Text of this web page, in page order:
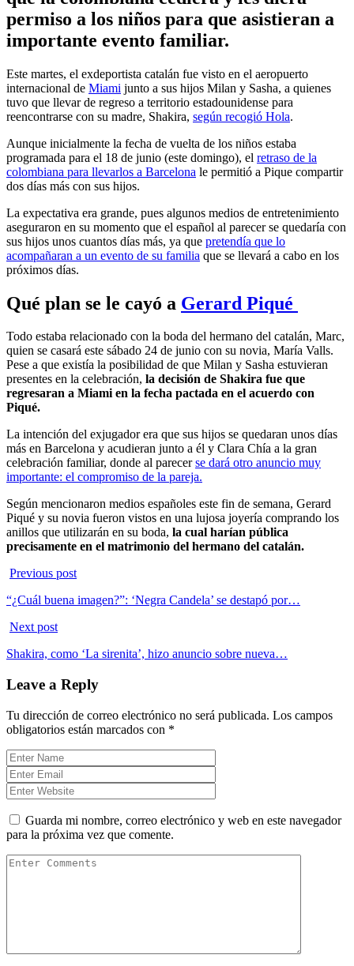
permiso a los niños para que asistieran a
importante evento familiar.
Este martes, el exdeportista catalán fue visto en el aeropuerto
internacional de Miami junto a sus hijos Milan y Sasha, a quienes
tuvo que llevar de regreso a territorio estadounidense para
reencontrarse con su madre, Shakira, según recogió Hola.
Aunque inicialmente la fecha de vuelta de los niños estaba
programada para el 18 de junio (este domingo), el retraso de la
colombiana para llevarlos a Barcelona le permitió a Pique compartir
dos días más con sus hijos.
La expectativa era grande, pues algunos medios de entretenimiento
aseguraron en su momento que el español al parecer se quedaría con
sus hijos unos cuantos días más, ya que pretendía que lo
acompañaran a un evento de su familia que se llevará a cabo en los
próximos días.
Qué plan se le cayó a Gerard Piqué
Todo estaba relacionado con la boda del hermano del catalán, Marc,
quien se casará este sábado 24 de junio con su novia, María Valls.
Pese a que existía la posibilidad de que Milan y Sasha estuvieran
presentes en la celebración, la decisión de Shakira fue que
regresaran a Miami en la fecha pactada en el acuerdo con
Piqué.
La intención del exjugador era que sus hijos se quedaran unos días
más en Barcelona y acudieran junto a él y Clara Chía a la gran
celebración familiar, donde al parecerse dará otro anuncio muy
importante: el compromiso de la pareja.
Según mencionaron medios españoles este fin de semana, Gerard
Piqué y su novia fueron vistos en una lujosa joyería comprando los
anillos que utilizarán en su boda, la cual harían pública
precisamente en el matrimonio del hermano del catalán.
Previous post
“¿Cuál buena imagen?”: ‘Negra Candela’ se destapó por…
Next post
Shakira, como ‘La sirenita’, hizo anuncio sobre nueva…
Leave a Reply
Tu dirección de correo electrónico no será publicada. Los campos
obligatorios están marcados con *
Guarda mi nombre, correo electrónico y web en este navegador
para la próxima vez que comente.